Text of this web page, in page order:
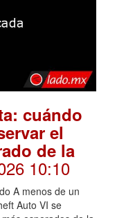
cuándo
el
de la
10:10
A menos de un
Auto VI se